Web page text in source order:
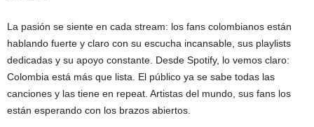
La pasión se siente en cada stream: los fans colombianos están
hablando fuerte y claro con su escucha incansable, sus playlists
dedicadas y su apoyo constante. Desde Spotify, lo vemos claro:
Colombia está más que lista. El público ya se sabe todas las
canciones y las tiene en repeat. Artistas del mundo, sus fans los
están esperando con los brazos abiertos.